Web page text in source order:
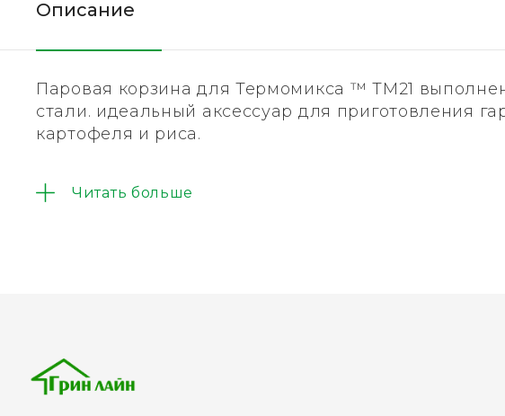
Описание
Паровая корзина для Термомикса ™ ТМ21
стали. идеальный аксессуар для приготовления
картофеля и риса.
Также можно использовать для процеживания
Читать больше